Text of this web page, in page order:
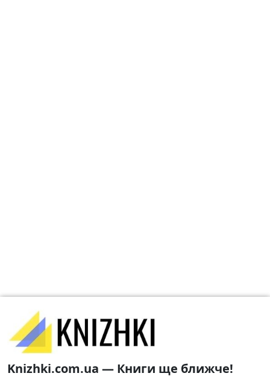
Knizhki.com.ua — Книги ще ближче!